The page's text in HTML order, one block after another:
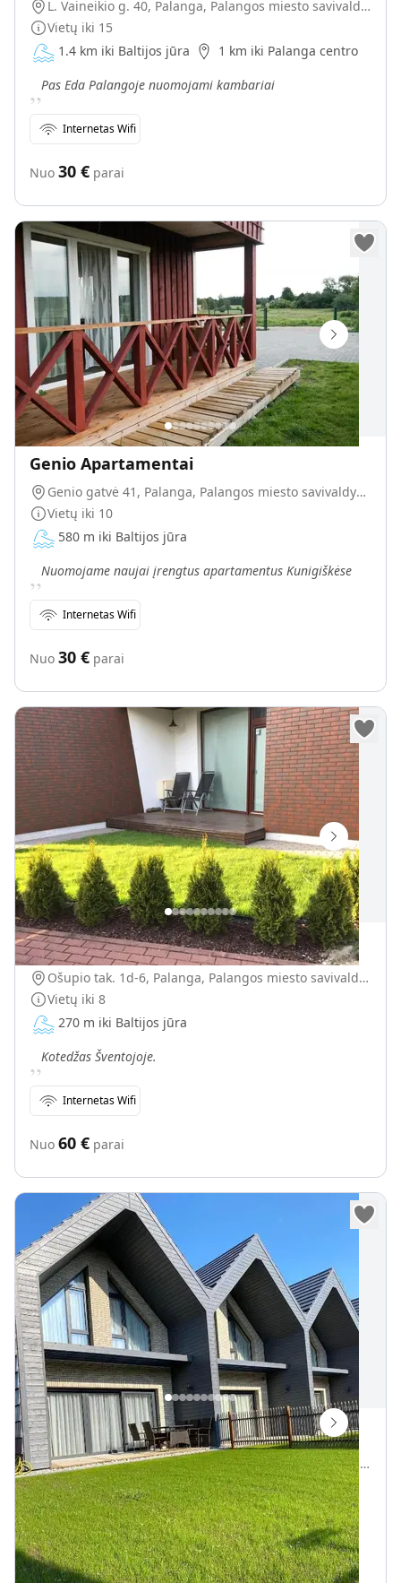
L. Vaineikio g. 40, Palanga, Palangos miesto savivaldybė, Lietuva
Vietų iki 15
1.4 km iki Baltijos jūra
1 km iki Palanga centro
„Pas Eda Palangoje nuomojami kambariai
Internetas Wifi
Nuo 30 € parai
Genio Apartamentai
Genio gatvė 41, Palanga, Palangos miesto savivaldybė, Lietuva
Vietų iki 10
580 m iki Baltijos jūra
„Nuomojame naujai įrengtus apartamentus Kunigiškėse
Internetas Wifi
Nuo 30 € parai
Kotedžas Šventojoje
Ošupio tak. 1d-6, Palanga, Palangos miesto savivaldybė, Lietuva
Vietų iki 8
270 m iki Baltijos jūra
„Kotedžas Šventojoje.
Internetas Wifi
Nuo 60 € parai
Kotedžas Kunigiškiuose
Kunigiškių g. 2N, Palanga, Palangos miesto savivaldybė, Lietuva
Vietų iki8
930 m iki Baltijos jūra
„Kotedžas Kunigiškiuose - poilsis pajūryje.